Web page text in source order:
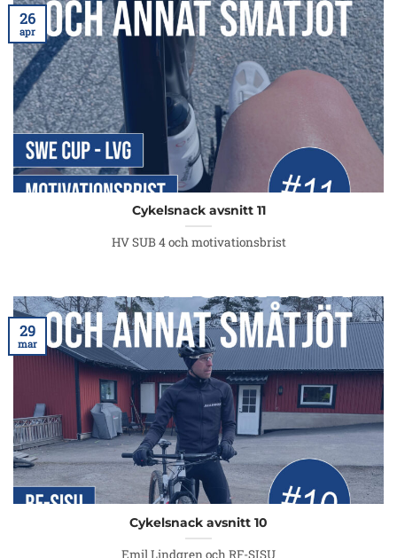
Cykelsnack avsnitt 11
HV SUB 4 och motivationsbrist
26
apr
Cykelsnack avsnitt 10
Emil Lindgren och RF-SISU
29
mar